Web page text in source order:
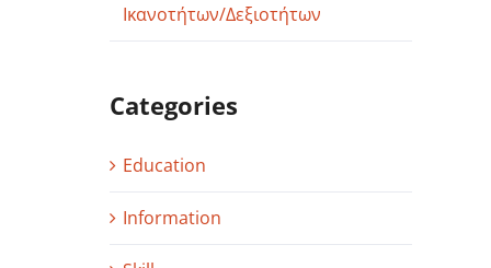
Ικανοτήτων/Δεξιοτήτων
Categories
Education
Information